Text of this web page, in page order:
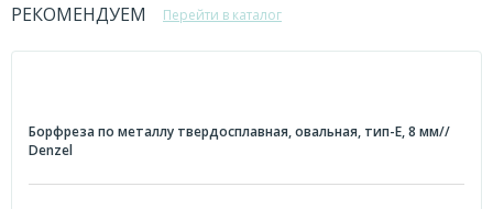
РЕКОМЕНДУЕМ Перейти в каталог
Борфреза по металлу твердосплавная, овальная, тип-E, 8 мм//
Denzel